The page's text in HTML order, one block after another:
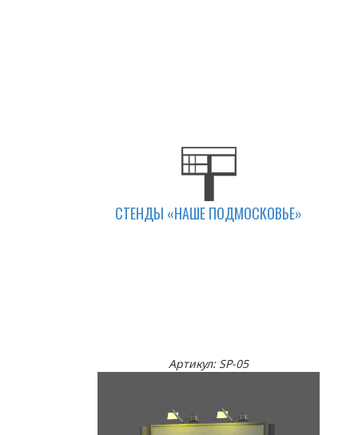
СТЕНДЫ «НАШЕ ПОДМОСКОВЬЕ»
Артикул: SP-05